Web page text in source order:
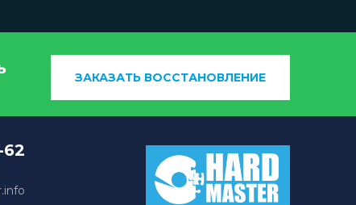
ЗАКАЗАТЬ ВОССТАНОВЛЕНИЕ
62